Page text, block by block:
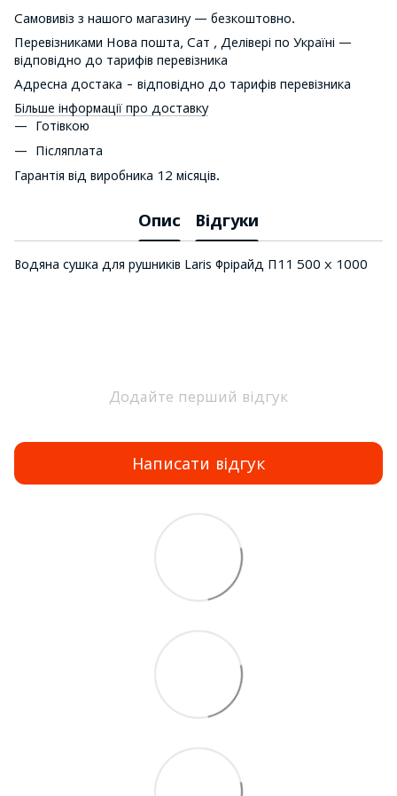
Самовивіз з нашого магазину — безкоштовно.
Перевізниками Нова пошта, Сат , Делівері по Україні —
відповідно до тарифів перевізника
Адресна достака - відповідно до тарифів перевізника
Більше інформації про доставку
Готівкою
Післяплата
Гарантія від виробника 12 місяців.
Опис Відгуки
Водяна сушка для рушників Laris Фрірайд П11 500 х 1000
Додайте перший відгук
Написати відгук